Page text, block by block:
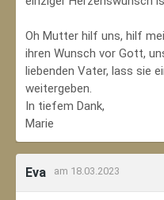
Oh Mutter hilf uns, hilf
ihren Wunsch vor Gott,
liebenden Vater, lass sie
weitergeben.
In tiefem Dank,
Marie
Eva am 18.03.2023